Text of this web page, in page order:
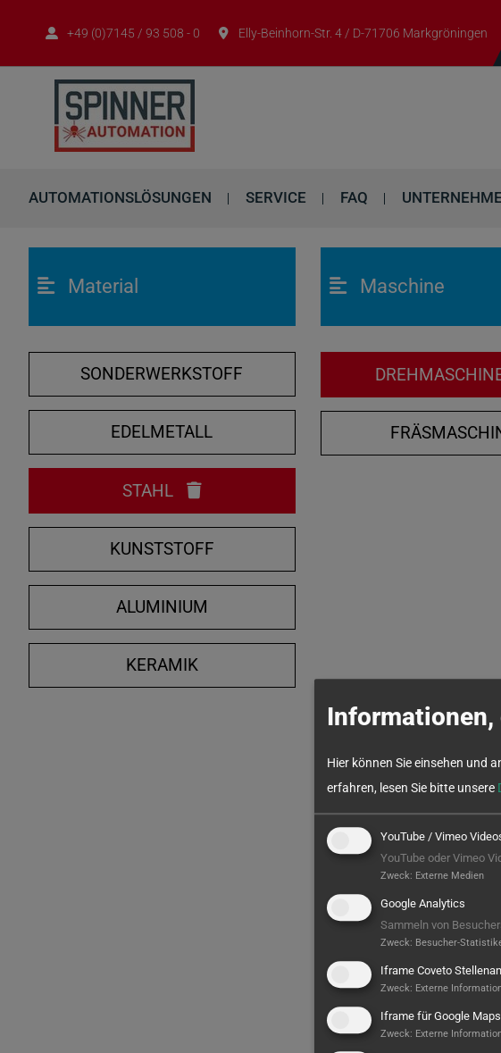
+49 (0)7145 / 93 508 - 0 Elly-Beinhorn-Str. 4 / D-71706 Markgröningen
AUTOMATIONSLÖSUNGEN SERVICE FAQ
Material
SONDERWERKSTOFF
EDELMETALL
STAHL
KUNSTSTOFF
ALUMINIUM
KERAMIK
Maschine
Hier können Sie einsehen und
erfahren, lesen Sie bitte unsere
YouTube / Vimeo
YouTube oder Vimeo
Zweck: Externe Medien
Google Analytics
Sammeln von
Zweck: Besucher-
Iframe Coveto
Zweck: Externe
Iframe für Google Maps
Zweck: Externe